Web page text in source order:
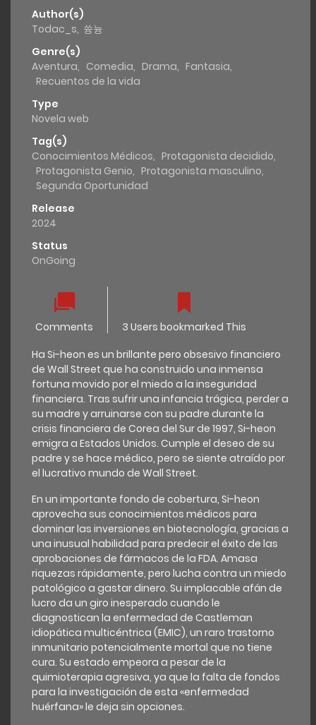
Author(s)
Todac_s, 쓩늉
Genre(s)
Aventura, Comedia, Drama, Fantasia,
Recuentos de la vida
Type
Novela web
Tag(s)
Conocimientos Médicos, Protagonista decidido,
Protagonista Genio, Protagonista masculino,
Segunda Oportunidad
Release
2024
Status
OnGoing
Comments
3 Users bookmarked This
Ha Si-heon es un brillante pero obsesivo financiero
de Wall Street que ha construido una inmensa
fortuna movido por el miedo a la inseguridad
financiera. Tras sufrir una infancia trágica, perder a
su madre y arruinarse con su padre durante la
crisis financiera de Corea del Sur de 1997, Si-heon
emigra a Estados Unidos. Cumple el deseo de su
padre y se hace médico, pero se siente atraído por
el lucrativo mundo de Wall Street.
En un importante fondo de cobertura, Si-heon
aprovecha sus conocimientos médicos para
dominar las inversiones en biotecnología, gracias a
una inusual habilidad para predecir el éxito de las
aprobaciones de fármacos de la FDA. Amasa
riquezas rápidamente, pero lucha contra un miedo
patológico a gastar dinero. Su implacable afán de
lucro da un giro inesperado cuando le
diagnostican la enfermedad de Castleman
idiopática multicéntrica (EMIC), un raro trastorno
inmunitario potencialmente mortal que no tiene
cura. Su estado empeora a pesar de la
quimioterapia agresiva, ya que la falta de fondos
para la investigación de esta «enfermedad
huérfana» le deja sin opciones.